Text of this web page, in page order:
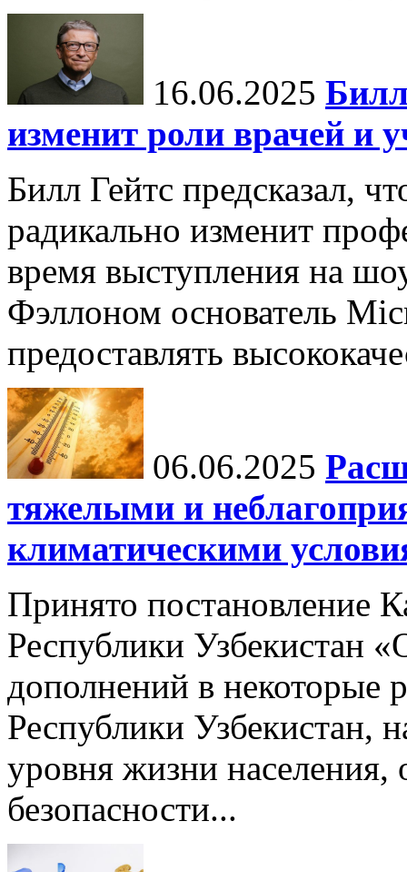
16.06.2025
изменит роли врачей и
Билл Гейтс предсказал,
радикально изменит
время выступления на
Фэллоном основатель
предоставлять
06.06.2025
тяжелыми и
климатическими
Принято постановление
Республики Узбекистан
дополнений в некоторые
Республики Узбекистан,
уровня жизни населения,
безопасности...